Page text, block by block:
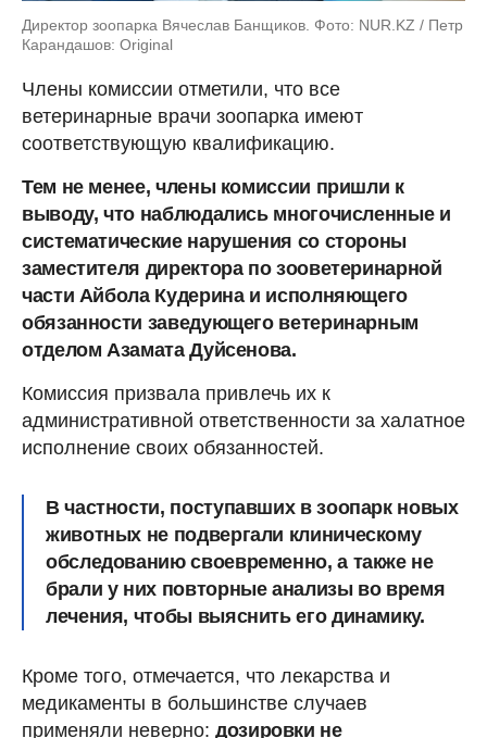
Директор зоопарка Вячеслав Банщиков. Фото: NUR.KZ / Петр
Карандашов: Original
Члены комиссии отметили, что все
ветеринарные врачи зоопарка имеют
соответствующую квалификацию.
Тем не менее, члены комиссии пришли к
выводу, что наблюдались многочисленные и
систематические нарушения со стороны
заместителя директора по зооветеринарной
части Айбола Кудерина и исполняющего
обязанности заведующего ветеринарным
отделом Азамата Дуйсенова.
Комиссия призвала привлечь их к
административной ответственности за халатное
исполнение своих обязанностей.
В частности, поступавших в зоопарк новых
животных не подвергали клиническому
обследованию своевременно, а также не
брали у них повторные анализы во время
лечения, чтобы выяснить его динамику.
Кроме того, отмечается, что лекарства и
медикаменты в большинстве случаев
применяли неверно: дозировки не